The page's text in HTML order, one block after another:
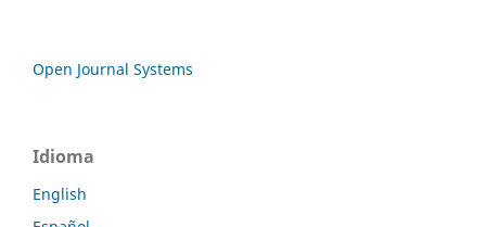
Open Journal Systems
Idioma
English